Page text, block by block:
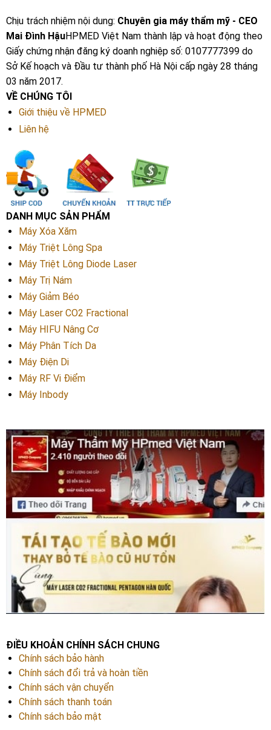
Chịu trách nhiệm nội dung: Chuyên gia máy thẩm mỹ - CEO
Mai Đình HậuHPMED Việt Nam thành lập và hoạt động theo
Giấy chứng nhận đăng ký doanh nghiệp số: 0107777399 do
Sở Kế hoạch và Đầu tư thành phố Hà Nội cấp ngày 28 tháng
03 năm 2017.
VỀ CHÚNG TÔI
Giới thiệu về HPMED
Liên hệ
DANH MỤC SẢN PHẨM
Máy Xóa Xăm
Máy Triệt Lông Spa
Máy Triệt Lông Diode Laser
Máy Trị Nám
Máy Giảm Béo
Máy Laser CO2 Fractional
Máy HIFU Nâng Cơ
Máy Phân Tích Da
Máy Điện Di
Máy RF Vi Điểm
Máy Inbody
ĐIỀU KHOẢN CHÍNH SÁCH CHUNG
Chính sách bảo hành
Chính sách đổi trả và hoàn tiền
Chính sách vận chuyển
Chính sách thanh toán
Chính sách bảo mật